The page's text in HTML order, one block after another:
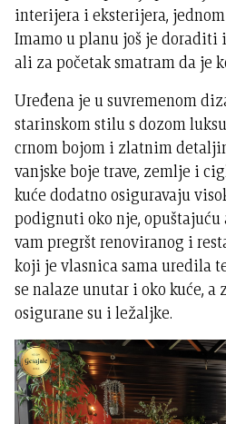
interijera i eksterijera,
Imamo u planu još je
ali za početak smatram da je
Uređena je u suvremenom
starinskom stilu s dozom
crnom bojom i zlatnim
vanjske boje trave, zemlje i
kuće dodatno osiguravaju
podignuti oko nje,
vam pregršt renoviranog i
koji je vlasnica sama uredila
se nalaze unutar i oko kuće, a
osigurane su i ležaljke.